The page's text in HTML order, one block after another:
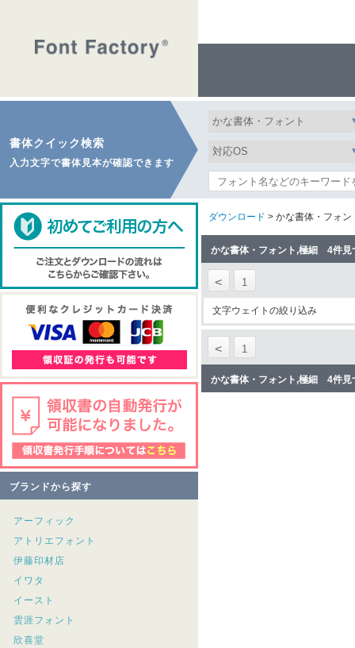
書体クイック検索
入力文字で書体見本が確認できます
ブランドから探す
アーフィック
アトリエフォント
伊藤印材店
イワタ
イースト
雲涯フォント
欣喜堂
ダウンロード > かな書体・フォン
かな書体・フォント,極細 4件見
< 1
文字ウェイトの絞り込み
< 1
かな書体・フォント,極細 4件見